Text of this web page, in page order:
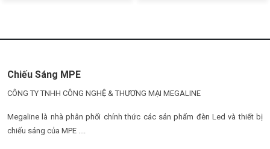
Chiếu Sáng MPE
CÔNG TY TNHH CÔNG NGHỆ & THƯƠNG MẠI MEGALINE
Megaline là nhà phân phối chính thức các sản phẩm đèn Led và thiết bị
chiếu sáng của MPE ....